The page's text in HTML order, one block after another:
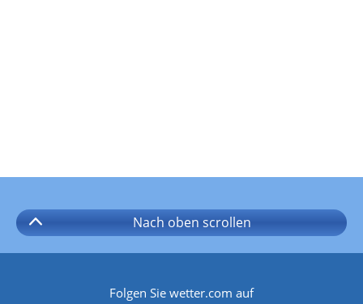
Nach oben scrollen
Folgen Sie wetter.com auf